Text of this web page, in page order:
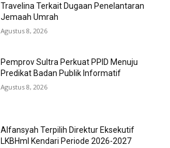
Travelina Terkait Dugaan Penelantaran
Jemaah Umrah
Agustus 8, 2026
Pemprov Sultra Perkuat PPID Menuju
Predikat Badan Publik Informatif
Agustus 8, 2026
Alfansyah Terpilih Direktur Eksekutif
LKBHmI Kendari Periode 2026-2027